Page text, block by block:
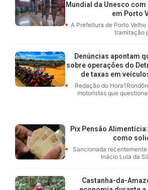
Mundial da Unesco
em Porto
A Prefeitura de Porto
tramitação
Denúncias apontam
sobre operações do
de taxas em
Redação do
motoristas que
Pix Pensão
como
Sancionada
Inácio Lula da
Castanha-da-